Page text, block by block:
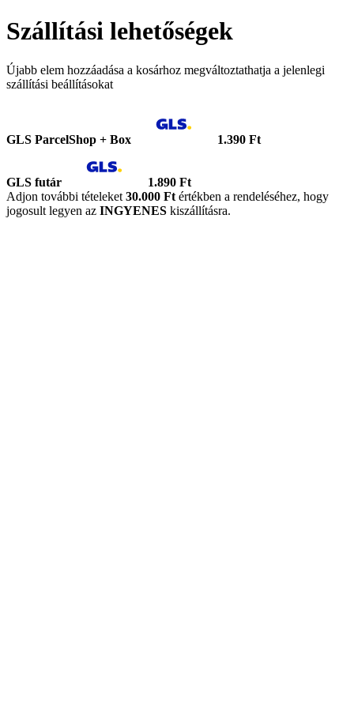
Szállítási lehetőségek
Újabb elem hozzáadása a kosárhoz megváltoztathatja a jelenlegi
szállítási beállításokat
GLS ParcelShop + Box 1.390 Ft
GLS futár
1.890 Ft
Adjon további tételeket 30.000 Ft értékben a rendeléséhez, hogy
jogosult legyen az INGYENES kiszállításra.